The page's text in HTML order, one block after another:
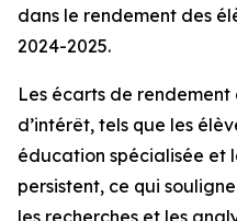
dans le rendement des
2024-2025.
Les écarts de
d’intérêt, tels que les
éducation spécialisée et
persistent, ce qui
les recherches et les